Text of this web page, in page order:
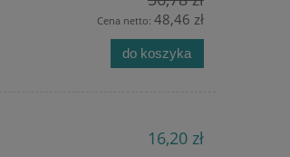
Cena netto: 48,46 zł
do koszyka
16,20 zł